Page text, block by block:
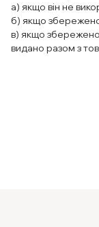
а) якщо він не
б) якщо
в) якщо
видано разом з